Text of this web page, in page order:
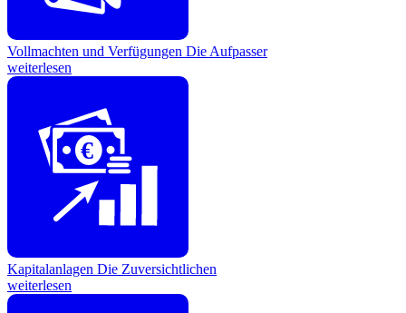
Vollmachten und Verfügungen Die Aufpasser
weiterlesen
€
Kapitalanlagen Die Zuversichtlichen
weiterlesen